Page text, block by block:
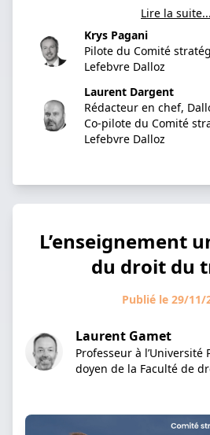
Lire la suite...
Krys Pagani
Pilote du Comité
Lefebvre Dalloz
Laurent Dargent
Rédacteur en chef,
Co-pilote du Comité
Lefebvre Dalloz
L’enseignement
du droit du
Publié le 29/11/
Laurent Gamet
Professeur à l’Université
doyen de la Faculté de